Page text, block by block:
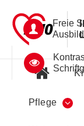
Freie
Pflege